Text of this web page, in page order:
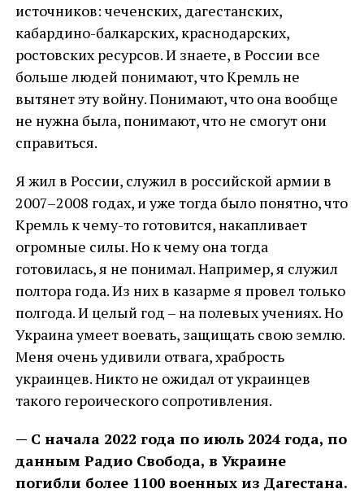
источников: чеченских, дагестанских,
кабардино-балкарских, краснодарских,
ростовских ресурсов. И знаете, в России все
больше людей понимают, что Кремль не
вытянет эту войну. Понимают, что она вообще
не нужна была, понимают, что не смогут они
справиться.
Я жил в России, служил в российской армии в
2007–2008 годах, и уже тогда было понятно, что
Кремль к чему-то готовится, накапливает
огромные силы. Но к чему она тогда
готовилась, я не понимал. Например, я служил
полтора года. Из них в казарме я провел только
полгода. И целый год – на полевых учениях. Но
Украина умеет воевать, защищать свою землю.
Меня очень удивили отвага, храбрость
украинцев. Никто не ожидал от украинцев
такого героического сопротивления.
— С начала 2022 года по июль 2024 года, по
данным Радио Свобода, в Украине
погибли более 1100 военных из Дагестана.